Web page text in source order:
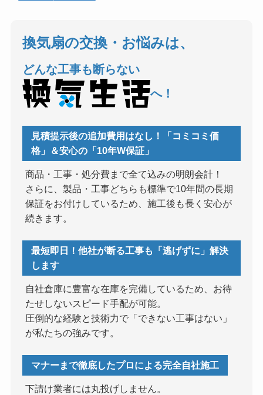
換気扇の交換・お悩みは、
どんな工事も断らない
へ！
見積提示後の追加費用はなし！「コミコミ価
格」＆安心の「10年W保証」
商品・工事・処分費まで全て込みの明朗会計！
さらに、製品・工事どちらも標準で10年間の長期
保証をお付けしているため、施工後も長く安心が
続きます。
最短即日！他社が断る工事も「逃げずに」解決
します
自社倉庫に豊富な在庫を完備しているため、お待
たせしないスピード手配が可能。
圧倒的な経験と技術力で「できない工事はない」
が私たちの強みです。
マナーまで徹底したプロによる完全自社施工
下請け業者には丸投げしません。